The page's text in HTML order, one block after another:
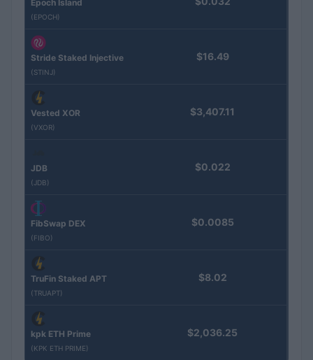
Epoch Island
(EPOCH)
Stride Staked Injective
(STINJ)
$16.49
Vested XOR
(VXOR)
$3,407.11
JDB
(JDB)
$0.022
FibSwap DEX
(FIBO)
$0.0085
TruFin Staked APT
(TRUAPT)
$8.02
kpk ETH Prime
(KPK ETH PRIME)
$2,036.25